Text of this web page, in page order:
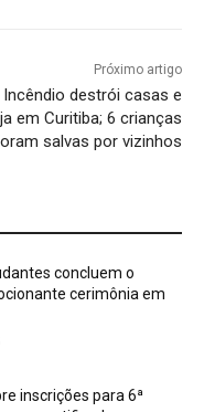
Próximo artigo
Incêndio destrói casas e
em Curitiba; 6 crianças
salvas por vizinhos
concluem o
cerimônia em
inscrições para 6ª